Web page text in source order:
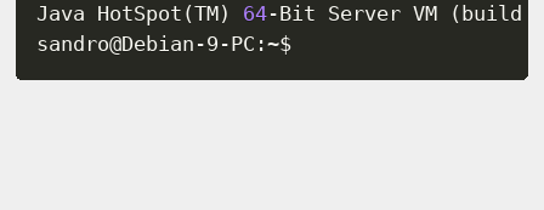
Java HotSpot (TM) 64-Bit Server VM ( build
sandro@Debian-9-PC:~$